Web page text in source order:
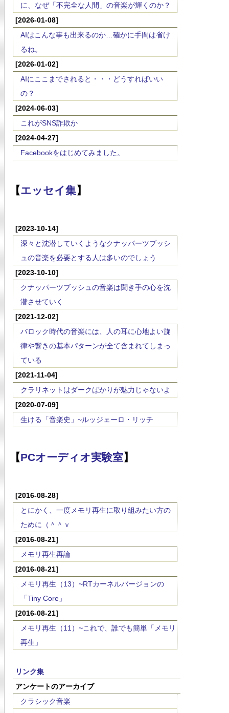
に、なぜ「不完全な人間」の音楽が輝くのか？
[2026-01-08]
AIはこんな事も出来るのか…確かに手間は省け
るね。
[2026-01-02]
AIにここまでされると・・・どうすればいい
の？
[2024-06-03]
これがSNS詐欺か
[2024-04-27]
Facebookをはじめてみました。
【エッセイ集】
[2023-10-14]
深々と沈潜していくようなクナッパーツブッシ
ュの音楽を必要とする人は多いのでしょう
[2023-10-10]
クナッパーツブッシュの音楽は聞き手の心を沈
潜させていく
[2021-12-02]
バロック時代の音楽には、人の耳に心地よい旋
律や響きの基本パターンが全て含まれてしまっ
ている
[2021-11-04]
クラリネットはダークばかりが魅力じゃないよ
[2020-07-09]
生ける「音楽史」~ルッジェーロ・リッチ
【PCオーディオ実験室】
[2016-08-28]
とにかく、一度メモリ再生に取り組みたい方の
ために（＾＾ｖ
[2016-08-21]
メモリ再生再論
[2016-08-21]
メモリ再生（13）~RTカーネルバージョンの
「Tiny Core」
[2016-08-21]
メモリ再生（11）~これで、誰でも簡単「メモリ
再生」
リンク集
アンケートのアーカイブ
クラシック音楽